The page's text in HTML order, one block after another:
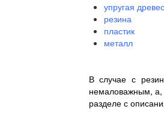
упругая
резина
пластик
металл
В случае с
немаловажным, а,
разделе с